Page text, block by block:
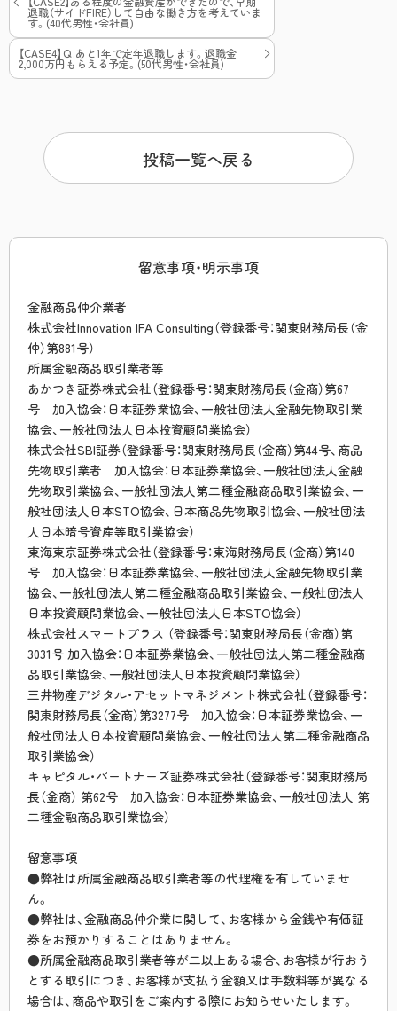
退職（サイドFIRE）して自由な働き方を考えていま
す。(40代男性・会社員)
【CASE4】Ｑ.あと1年で定年退職します。退職金
2,000万円もらえる予定。(50代男性・会社員)
投稿一覧へ戻る
留意事項・明示事項
金融商品仲介業者
株式会社Innovation IFA Consulting（登録番号：関東財務局長（金
仲）第881号）
所属金融商品取引業者等
あかつき証券株式会社（登録番号：関東財務局長（金商）第67
号 加入協会：日本証券業協会、一般社団法人金融先物取引業
協会、一般社団法人日本投資顧問業協会）
株式会社SBI証券（登録番号：関東財務局長（金商）第44号、商品
先物取引業者 加入協会：日本証券業協会、一般社団法人金融
先物取引業協会、一般社団法人第二種金融商品取引業協会、一
般社団法人日本STO協会、日本商品先物取引協会、一般社団法
人日本暗号資産等取引業協会）
東海東京証券株式会社（登録番号：東海財務局長（金商）第140
号 加入協会：日本証券業協会、一般社団法人金融先物取引業
協会、一般社団法人第二種金融商品取引業協会、一般社団法人
日本投資顧問業協会、一般社団法人日本STO協会）
株式会社スマートプラス （登録番号：関東財務局長（金商）第
3031号 加入協会：日本証券業協会、一般社団法人第二種金融商
品取引業協会、一般社団法人日本投資顧問業協会）
三井物産デジタル・アセットマネジメント株式会社（登録番号：
関東財務局長（金商）第3277号 加入協会：日本証券業協会、一
般社団法人日本投資顧問業協会、一般社団法人第二種金融商品
取引業協会）
キャピタル・パートナーズ証券株式会社（登録番号：関東財務局
長（金商） 第62号 加入協会：日本証券業協会、一般社団法人 第
二種金融商品取引業協会）
留意事項
●弊社は所属金融商品取引業者等の代理権を有していませ
ん。
●弊社は、金融商品仲介業に関して、お客様から金銭や有価証
券をお預かりすることはありません。
●所属金融商品取引業者等が二以上ある場合、お客様が行おう
とする取引につき、お客様が支払う金額又は手数料等が異なる
場合は、商品や取引をご案内する際にお知らせいたします。